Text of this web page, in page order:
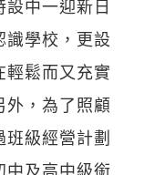
中一迎新日
識學校，更設
輕鬆而又充實
外，為了照顧
班級經營計劃
中及高中級銜